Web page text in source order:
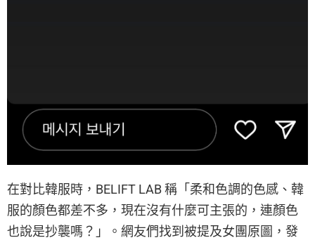
在對比韓服時，BELIFT LAB 稱「柔和色調的色感、韓
服的顏色都差不多，現在沒有什麼可主張的，連顏色
也說是抄襲嗎？」。網友們找到被提及女團原圖，發